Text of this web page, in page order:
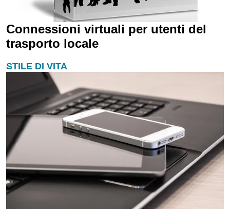
Connessioni virtuali per utenti del
trasporto locale
STILE DI VITA